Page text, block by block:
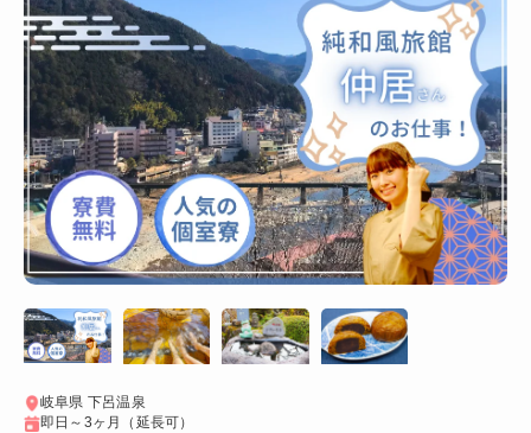
岐阜県 下呂温泉
即日～3ヶ月（延長可）